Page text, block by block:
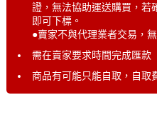
證，無法協助運送購買，若
即可下標。
●賣家不與代理業者交易，無
需在賣家要求時間完成匯款
商品有可能只能自取，自取